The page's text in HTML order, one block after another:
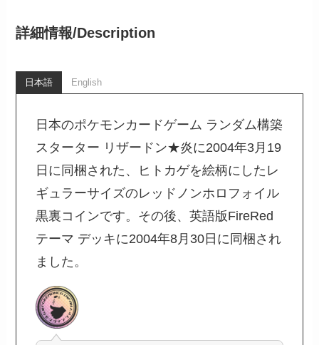
詳細情報/Description
日本語 English
日本のポケモンカードゲーム ランダム構築
スターター リザードン★炎に2004年3月19
日に同梱された、ヒトカゲを絵柄にしたレ
ギュラーサイズのレッドノンホロフォイル
黒裏コインです。その後、英語版FireRed
テーマ デッキに2004年8月30日に同梱され
ました。